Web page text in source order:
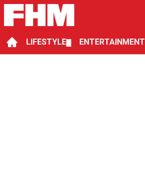
LIFESTYLE ENTERTAINMENT